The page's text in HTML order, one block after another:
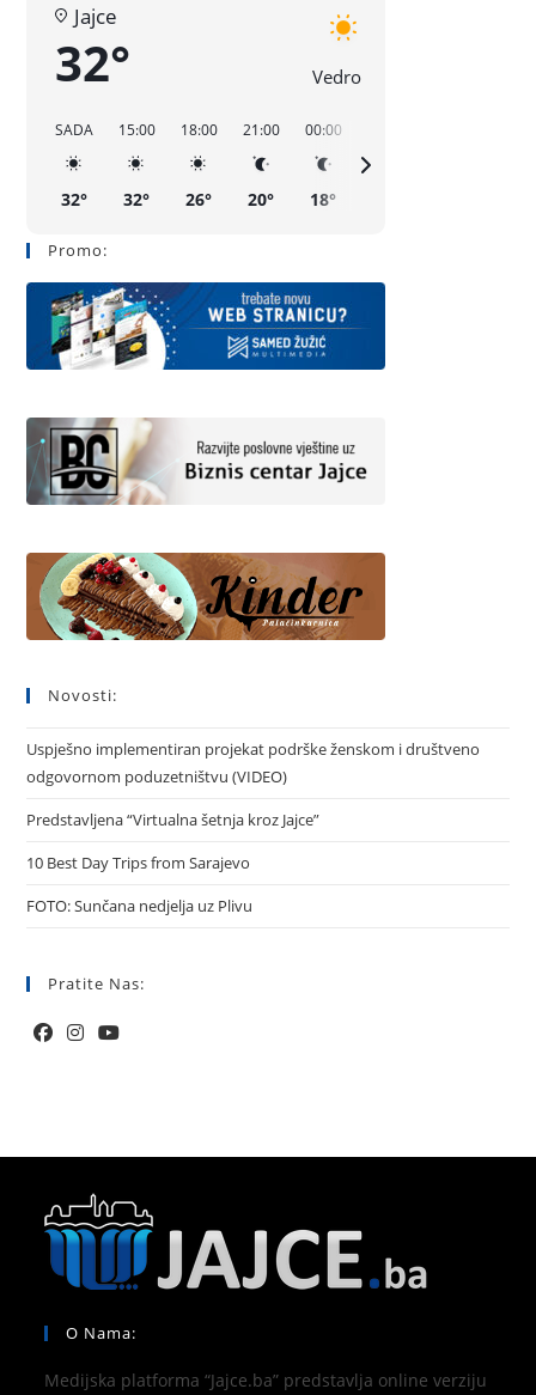
Jajce
32° Vedro
SADA
32°
15:00
32°
18:00
26°
21:00
20°
00:00
18°
Promo:
Novosti:
Uspješno implementiran projekat podrške ženskom i društveno
odgovornom poduzetništvu (VIDEO)
Predstavljena “Virtualna šetnja kroz Jajce”
10 Best Day Trips from Sarajevo
FOTO: Sunčana nedjelja uz Plivu
Pratite Nas:
O Nama:
Medijska platforma “Jajce.ba” predstavlja online verziju